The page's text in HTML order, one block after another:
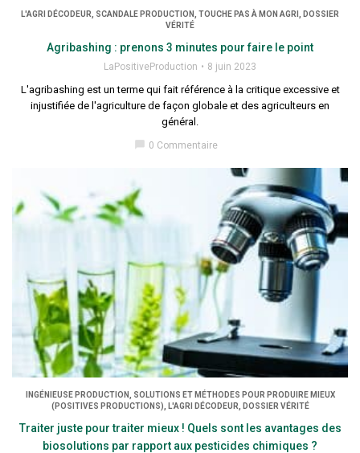
L'AGRI DÉCODEUR, SCANDALE PRODUCTION, TOUCHE PAS À MON AGRI, DOSSIER
VÉRITÉ
Agribashing : prenons 3 minutes pour faire le point
LaPositiveProduction 8 juin 2023
L'agribashing est un terme qui fait référence à la critique excessive et
injustifiée de l'agriculture de façon globale et des agriculteurs en
général.
0 Commentaire
INGÉNIEUSE PRODUCTION, SOLUTIONS ET MÉTHODES POUR PRODUIRE MIEUX
(POSITIVES PRODUCTIONS), L'AGRI DÉCODEUR, DOSSIER VÉRITÉ
Traiter juste pour traiter mieux ! Quels sont les avantages des
biosolutions par rapport aux pesticides chimiques ?